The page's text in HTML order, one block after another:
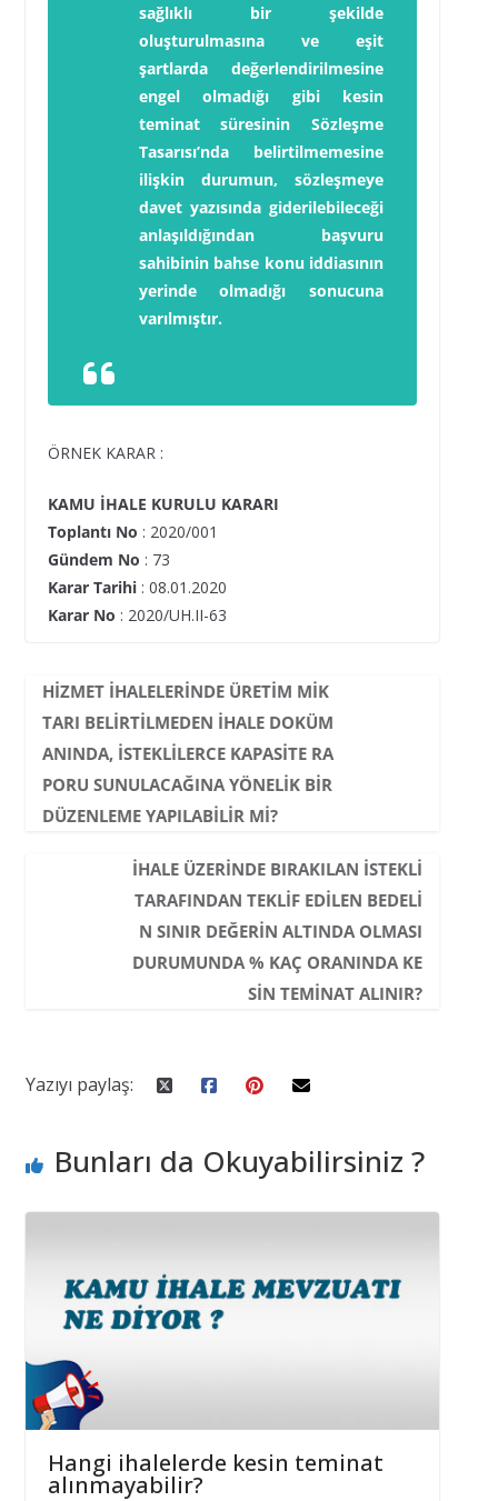
sağlıklı bir şekilde
oluşturulmasına ve eşit
şartlarda değerlendirilmesine
engel olmadığı gibi kesin
teminat süresinin Sözleşme
Tasarısı’nda belirtilmemesine
ilişkin durumun, sözleşmeye
davet yazısında giderilebileceği
anlaşıldığından başvuru
sahibinin bahse konu iddiasının
yerinde olmadığı sonucuna
varılmıştır.
ÖRNEK KARAR :
KAMU İHALE KURULU KARARI
Toplantı No : 2020/001
Gündem No : 73
Karar Tarihi: 08.01.2020
Karar No : 2020/UH.II-63
HIZMET IHALELERINDE ÜRETIM MIK
TARI BELIRTILMEDEN IHALE DOKÜM
ANINDA, ISTEKLILERCE KAPASITE RA
PORU SUNULACAĞINA YÖNELIK BIR
DÜZENLEME YAPILABILIR MI?
İHALE ÜZERINDE BIRAKILAN ISTEKLI
TARAFINDAN TEKLIF EDILEN BEDELI
N SINIR DEĞERIN ALTINDA OLMASI
DURUMUNDA % KAÇ ORANINDA KE
SIN TEMINAT ALINIR?
Yazıyı paylaş:
Bunları da Okuyabilirsiniz ?
Hangi ihalelerde kesin teminat
alınmayabilir?